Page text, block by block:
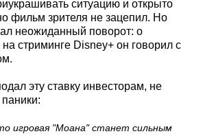
ситуацию и открыто
фильм зрителя не зацепил. Но
неожиданный поворот: о
стриминге Disney+ он говорил с
эту ставку инвесторам, не
игровая "Моана" станет сильным